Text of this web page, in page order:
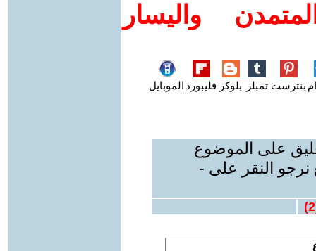
واليسار
بنترست تمبلر بلوكر فليبورد الموبايل
على الموضوع
نرجو النقر على -
2
)